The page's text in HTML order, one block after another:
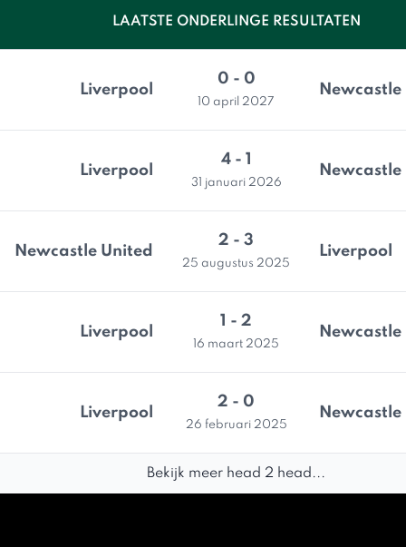
LAATSTE ONDERLINGE RESULTATEN
Liverpool
0 - 0
10 april 2027
Liverpool
4 - 1
31 januari 2026
Newcastle United
2 - 3
25 augustus 2025
Liverpool
Liverpool
1 - 2
16 maart 2025
Liverpool
2 - 0
26 februari 2025
Bekijk meer head 2 head...